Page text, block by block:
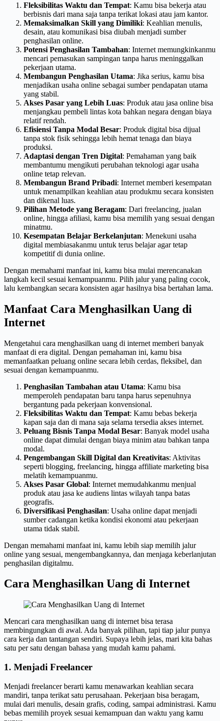
Fleksibilitas Waktu dan Tempat: Kamu bisa bekerja atau
berbisnis dari mana saja tanpa terikat lokasi atau jam kantor.
Memaksimalkan Skill yang Dimiliki: Keahlian menulis,
desain, atau komunikasi bisa diubah menjadi sumber
penghasilan online.
Potensi Penghasilan Tambahan: Internet memungkinkanmu
mencari pemasukan sampingan tanpa harus meninggalkan
pekerjaan utama.
Membangun Penghasilan Utama: Jika serius, kamu bisa
menjadikan usaha online sebagai sumber pendapatan utama
yang stabil.
Akses Pasar yang Lebih Luas: Produk atau jasa online bisa
menjangkau pembeli lintas kota bahkan negara dengan biaya
relatif rendah.
Efisiensi Tanpa Modal Besar: Produk digital bisa dijual
tanpa stok fisik sehingga lebih hemat tenaga dan biaya
produksi.
Adaptasi dengan Tren Digital: Pemahaman yang baik
membantumu mengikuti perubahan teknologi agar usaha
online tetap relevan.
Membangun Brand Pribadi: Internet memberi kesempatan
untuk menampilkan keahlian atau produkmu secara konsisten
dan dikenal luas.
Pilihan Metode yang Beragam: Dari freelancing, jualan
online, hingga afiliasi, kamu bisa memilih yang sesuai dengan
minatmu.
Kesempatan Belajar Berkelanjutan: Menekuni usaha
digital membiasakanmu untuk terus belajar agar tetap
kompetitif di dunia online.
Dengan memahami manfaat ini, kamu bisa mulai merencanakan
langkah kecil sesuai kemampuanmu. Pilih jalur yang paling cocok,
lalu kembangkan secara konsisten agar hasilnya bisa bertahan lama.
Manfaat Cara Menghasilkan Uang di
Internet
Mengetahui cara menghasilkan uang di internet memberi banyak
manfaat di era digital. Dengan pemahaman ini, kamu bisa
memanfaatkan peluang online secara lebih cerdas, fleksibel, dan
sesuai dengan kemampuanmu.
Penghasilan Tambahan atau Utama: Kamu bisa
memperoleh pendapatan baru tanpa harus sepenuhnya
bergantung pada pekerjaan konvensional.
Fleksibilitas Waktu dan Tempat: Kamu bebas bekerja
kapan saja dan di mana saja selama tersedia akses internet.
Peluang Bisnis Tanpa Modal Besar: Banyak model usaha
online dapat dimulai dengan biaya minim atau bahkan tanpa
modal.
Pengembangan Skill Digital dan Kreativitas: Aktivitas
seperti blogging, freelancing, hingga affiliate marketing bisa
melatih kemampuanmu.
Akses Pasar Global: Internet memudahkanmu menjual
produk atau jasa ke audiens lintas wilayah tanpa batas
geografis.
Diversifikasi Penghasilan: Usaha online dapat menjadi
sumber cadangan ketika kondisi ekonomi atau pekerjaan
utama tidak stabil.
Dengan memahami manfaat ini, kamu lebih siap memilih jalur
online yang sesuai, mengembangkannya, dan menjaga keberlanjutan
penghasilan digitalmu.
Cara Menghasilkan Uang di Internet
Mencari cara menghasilkan uang di internet bisa terasa
membingungkan di awal. Ada banyak pilihan, tapi tiap jalur punya
cara kerja dan tantangan sendiri. Supaya lebih jelas, mari kita bahas
satu per satu dengan bahasa yang mudah kamu pahami.
1. Menjadi Freelancer
Menjadi freelancer berarti kamu menawarkan keahlian secara
mandiri, tanpa terikat satu perusahaan. Pekerjaan bisa beragam,
mulai dari menulis, desain grafis, coding, sampai administrasi. Kamu
bebas memilih proyek sesuai kemampuan dan waktu yang kamu